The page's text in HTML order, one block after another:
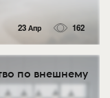
23 Апр 162
по внешнему